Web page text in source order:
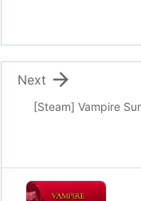
[Steam] Vampire

Next